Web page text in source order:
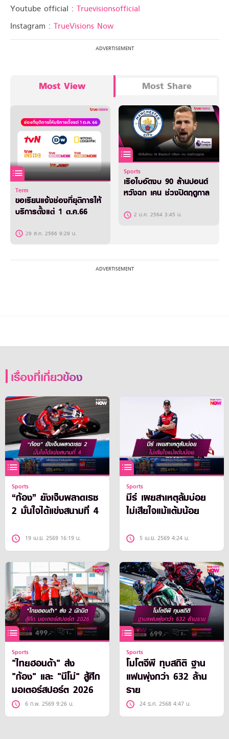
Youtube official : Truevisionsofficial
Instagram : TrueVisions Now
Most View Most Share
Term
ขอเรียนแจ้งช่องที่ยุติการให้
บริการตั้งแต่ 1 ต.ค.66
29 ส.ค. 2566 9:29 น.
Sports
เรือใบอัดงบ 90 ล้านปอนด์
หวังฉก เคน ช่วงปิดฤดูกาล
2 ม.ค. 2564 3:45 น.
เรื่องที่เกี่ยวข้อง
Sports
“ก้อง” ยังเจ็บพลาดเรซ
2 มั่นใจได้แข่งสนามที่ 4
19 เม.ย. 2569 16:19 น.
Sports
มีร์ เผยสาเหตุล้มบ่อย
ไม่เสียใจแม้แต้มน้อย
5 เม.ย. 2569 4:24 น.
Sports
"ไทยฮอนด้า" ส่ง
"ก้อง" และ "นีโม่" สู้ศึก
มอเตอร์สปอร์ต 2026
6 ก.พ. 2569 9:26 น.
Sports
โมโตจีพี ทุบสถิติ ฐาน
แฟนพุ่งกว่า 632 ล้าน
ราย
24 ธ.ค. 2568 4:47 น.